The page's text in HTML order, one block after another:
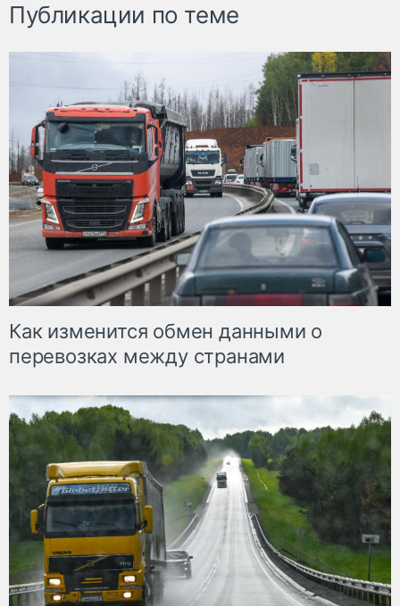
Публикации по теме
Как изменится обмен данными о
перевозках между странами